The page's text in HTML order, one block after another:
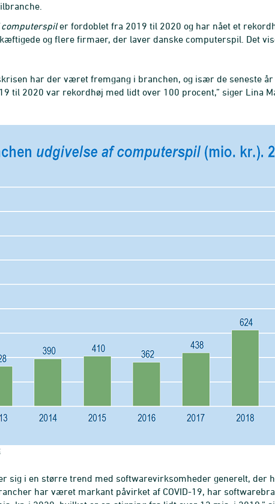
computerspiler fordoblet fra 2019 til 2020 og har nået et
og flere firmaer, der laver danske computerspil. Det
har der været fremgang i branchen, og især de seneste
til 2020 var rekordhøj med lidt over 100 procent,” siger Lina
sig i en større trend med softwarevirksomheder generelt, der
har været markant påvirket af COVID-19, har